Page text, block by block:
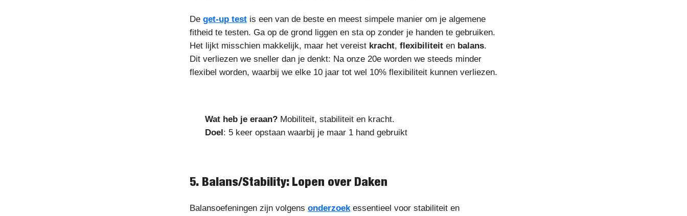
De get-up test is een van de beste en meest simpele manier om je algemene
fitheid te testen. Ga op de grond liggen en sta op zonder je handen te gebruiken.
Het lijkt misschien makkelijk, maar het vereist kracht, flexibiliteit en balans.
Dit verliezen we sneller dan je denkt: Na onze 20e worden we steeds minder
flexibel worden, waarbij we elke 10 jaar tot wel 10% flexibiliteit kunnen verliezen.
Wat heb je eraan? Mobiliteit, stabiliteit en kracht.
Doel: 5 keer opstaan waarbij je maar 1 hand gebruikt
5. Balans/Stability: Lopen over Daken
Balansoefeningen zijn volgens onderzoekessentieel voor stabiliteit en